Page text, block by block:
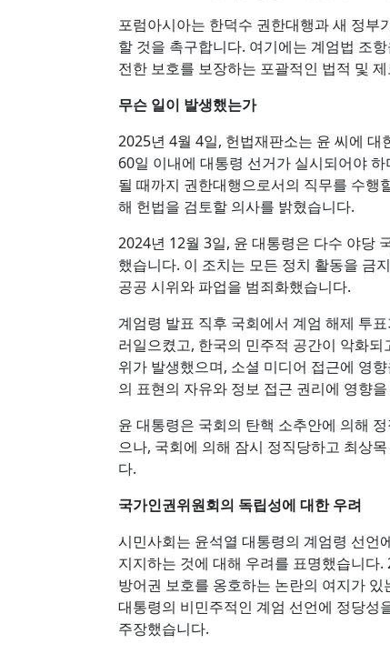
포럼아시아는 한덕수 권한대행과 새 정부
할 것을 촉구합니다. 여기에는 계엄법 조
전한 보호를 보장하는 포괄적인 법적 및
무슨 일이 발생했는가
2025년 4월 4일, 헌법재판소는 윤 씨에
60일 이내에 대통령 선거가 실시되어야
될 때까지 권한대행으로서의 직무를 수행
해 헌법을 검토할 의사를 밝혔습니다.
2024년 12월 3일, 윤 대통령은 다수 야당
했습니다. 이 조치는 모든 정치 활동을 금
공공 시위와 파업을 범죄화했습니다.
계엄령 발표 직후 국회에서 계엄 해제 투
러일으켰고, 한국의 민주적 공간이 악화
위가 발생했으며, 소셜 미디어 접근에 영
의 표현의 자유와 정보 접근 권리에 영향
윤 대통령은 국회의 탄핵 소추안에 의해
으나, 국회에 의해 잠시 정직당하고 최상
다.
국가인권위원회의 독립성에 대한 우려
시민사회는 윤석열 대통령의 계엄령 선언
지지하는 것에 대해 우려를 표명했습니다
방어권 보호를 옹호하는 논란의 여지가
대통령의 비민주적인 계엄 선언에 정당성
주장했습니다.